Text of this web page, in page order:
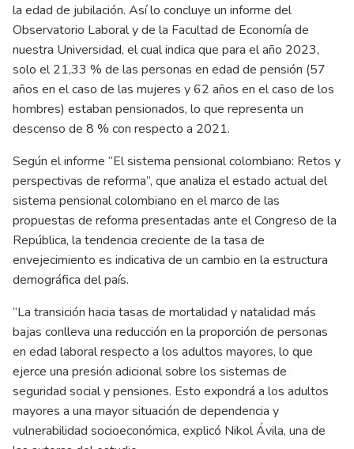
la edad de jubilación. Así lo concluye un informe del
Observatorio Laboral y de la Facultad de Economía de
nuestra Universidad, el cual indica que para el año 2023,
solo el 21,33 % de las personas en edad de pensión (57
años en el caso de las mujeres y 62 años en el caso de los
hombres) estaban pensionados, lo que representa un
descenso de 8 % con respecto a 2021.
Según el informe “El sistema pensional colombiano: Retos y
perspectivas de reforma”, que analiza el estado actual del
sistema pensional colombiano en el marco de las
propuestas de reforma presentadas ante el Congreso de la
República, la tendencia creciente de la tasa de
envejecimiento es indicativa de un cambio en la estructura
demográfica del país.
“La transición hacia tasas de mortalidad y natalidad más
bajas conlleva una reducción en la proporción de personas
en edad laboral respecto a los adultos mayores, lo que
ejerce una presión adicional sobre los sistemas de
seguridad social y pensiones. Esto expondrá a los adultos
mayores a una mayor situación de dependencia y
vulnerabilidad socioeconómica, explicó Nikol Ávila, una de